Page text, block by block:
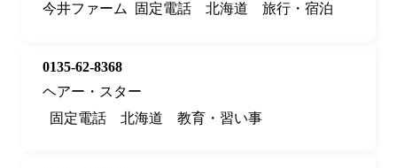
今井ファーム
固定電話 北海道 旅行・宿泊
0135-62-8368
ヘアー・スター
固定電話
北海道 教育・習い事